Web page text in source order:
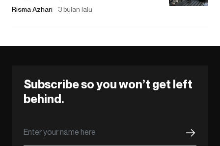
Risma Azhari 3 bulan lalu
Subscribe so you won’t get left
behind.